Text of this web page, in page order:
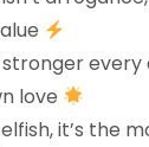
every
love
it’s the